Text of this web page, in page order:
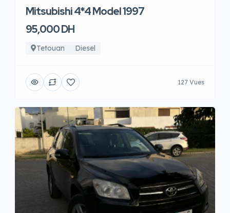
Mitsubishi 4*4 Model 1997
95,000 DH
Tetouan Diesel
127 Vues